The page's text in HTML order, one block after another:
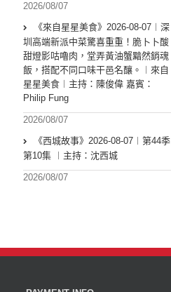
2026/08/07
《來自星星美食》2026-08-07︱深
圳高端新派中菜驚喜重重！脆卜卜酸
甜燈影咕嚕肉，堂弄黃油蟹黯然銷魂
飯，搭配不同口味干邑名釀。︱來自
星星美食︱主持：陳俊偉 嘉賓：
Philip Fung
2026/08/07
《西城故事》2026-08-07︱第44季
第10集 ︱主持：沈西城
2026/08/07